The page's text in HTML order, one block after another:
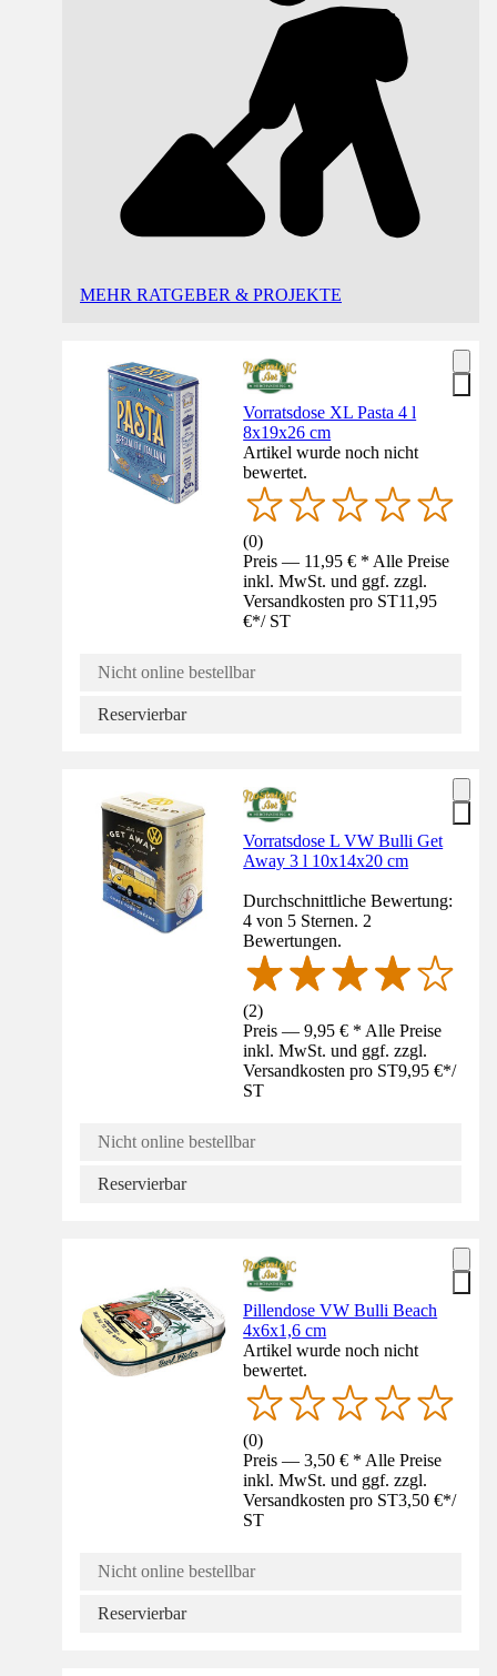
MEHR RATGEBER & PROJEKTE
Vorratsdose XL Pasta 4 l
8x19x26 cm
Artikel wurde noch nicht
bewertet.
(0)
Preis — 11,95 € * Alle Preise
inkl. MwSt. und ggf. zzgl.
Versandkosten pro ST11,95
€*/ ST
Nicht online bestellbar
Reservierbar
Vorratsdose L VW Bulli Get
Away 3 l 10x14x20 cm
Durchschnittliche Bewertung:
4 von 5 Sternen. 2
Bewertungen.
(2)
Preis — 9,95 € * Alle Preise
inkl. MwSt. und ggf. zzgl.
Versandkosten pro ST9,95 €*/
ST
Nicht online bestellbar
Reservierbar
Pillendose VW Bulli Beach
4x6x1,6 cm
Artikel wurde noch nicht
bewertet.
(0)
Preis — 3,50 € * Alle Preise
inkl. MwSt. und ggf. zzgl.
Versandkosten pro ST3,50 €*/
ST
Nicht online bestellbar
Reservierbar